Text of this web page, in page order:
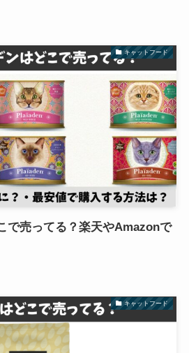
キャットフード
で売ってる？楽天やAmazonで
キャットフード